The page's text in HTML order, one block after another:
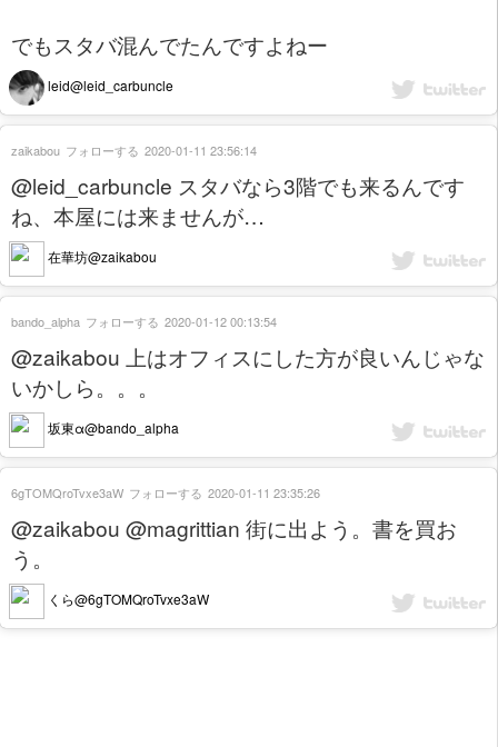
でもスタバ混んでたんですよねー
leid@leid_carbuncle
@leid_carbuncle スタバなら3階でも来るんです
ね、本屋には来ませんが…
在華坊@zaikabou
zaikabou フォローする 2020-01-11 23:56:14
@zaikabou 上はオフィスにした方が良いんじゃな
いかしら。。。
坂東α@bando_alpha
bando_alpha フォローする 2020-01-12 00:13:54
@zaikabou @magrittian 街に出よう。書を買お
う。
くら@6gTOMQroTvxe3aW
6gTOMQroTvxe3aW フォローする 2020-01-11 23:35:26